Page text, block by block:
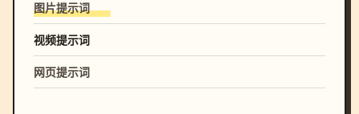
图片提示词
视频提示词
网页提示词